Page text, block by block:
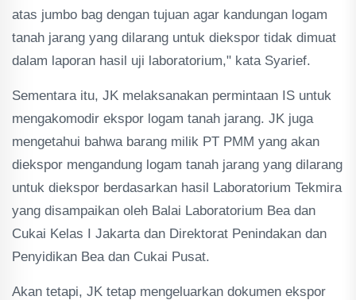
atas jumbo bag dengan tujuan agar kandungan logam
tanah jarang yang dilarang untuk diekspor tidak dimuat
dalam laporan hasil uji laboratorium," kata Syarief.
Sementara itu, JK melaksanakan permintaan IS untuk
mengakomodir ekspor logam tanah jarang. JK juga
mengetahui bahwa barang milik PT PMM yang akan
diekspor mengandung logam tanah jarang yang dilarang
untuk diekspor berdasarkan hasil Laboratorium Tekmira
yang disampaikan oleh Balai Laboratorium Bea dan
Cukai Kelas I Jakarta dan Direktorat Penindakan dan
Penyidikan Bea dan Cukai Pusat.
Akan tetapi, JK tetap mengeluarkan dokumen ekspor